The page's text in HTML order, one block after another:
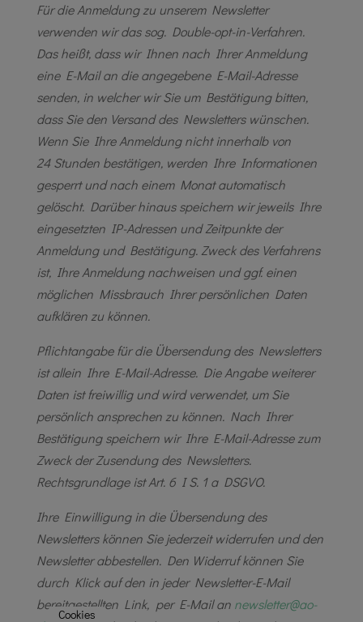
Für die Anmeldung zu unserem Newsletter
verwenden wir das sog. Double-opt-in-Verfahren.
Das heißt, dass wir Ihnen nach Ihrer Anmeldung
eine E-Mail an die angegebene E-Mail-Adresse
senden, in welcher wir Sie um Bestätigung bitten,
dass Sie den Versand des Newsletters wünschen.
Wenn Sie Ihre Anmeldung nicht innerhalb von
24 Stunden bestätigen, werden Ihre Informationen
gesperrt und nach einem Monat automatisch
gelöscht. Darüber hinaus speichern wir jeweils Ihre
eingesetzten IP-Adressen und Zeitpunkte der
Anmeldung und Bestätigung. Zweck des Verfahrens
ist, Ihre Anmeldung nachweisen und ggf. einen
möglichen Missbrauch Ihrer persönlichen Daten
aufklären zu können.
Pflichtangabe für die Übersendung des Newsletters
ist allein Ihre E-Mail-Adresse. Die Angabe weiterer
Daten ist freiwillig und wird verwendet, um Sie
persönlich ansprechen zu können. Nach Ihrer
Bestätigung speichern wir Ihre E-Mail-Adresse zum
Zweck der Zusendung des Newsletters.
Rechtsgrundlage ist Art. 6 I S. 1 a DSGVO.
Ihre Einwilligung in die Übersendung des
Newsletters können Sie jederzeit widerrufen und den
Newsletter abbestellen. Den Widerruf können Sie
durch Klick auf den in jeder Newsletter-E-Mail
bereitgestellten Link, per E-Mail an newsletter@ao-
Cookies